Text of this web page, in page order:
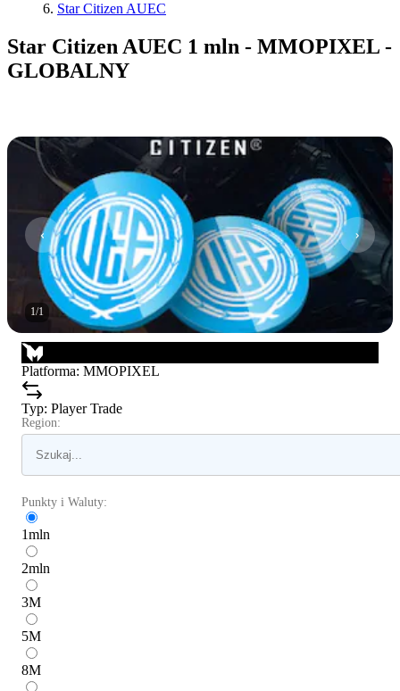
Star Citizen AUEC
Star Citizen AUEC 1 mln - MMOPIXEL -
GLOBALNY
1/1
Platforma: MMOPIXEL
Typ: Player Trade
Region:
Punkty i Waluty:
1mln
2mln
3M
5M
8M